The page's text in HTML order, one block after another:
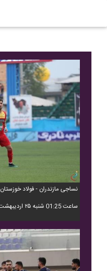
نساجی مازندران - فولاد خوزستان
ساعت 01:25 شنبه ۲۵ اردیبهشت ۱۴۰۰